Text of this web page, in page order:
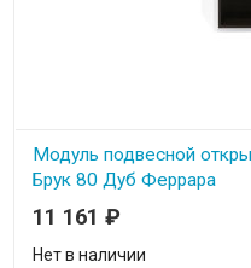
Модуль подвесной
Брук 80 Дуб Феррара
11 161 ₽
Нет в наличии